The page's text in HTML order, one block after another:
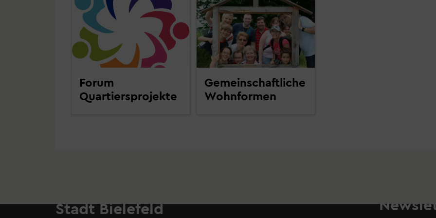
Forum
Quartiersprojekte
Gemeinschaftliche
Wohnformen
Stadt Bielefeld